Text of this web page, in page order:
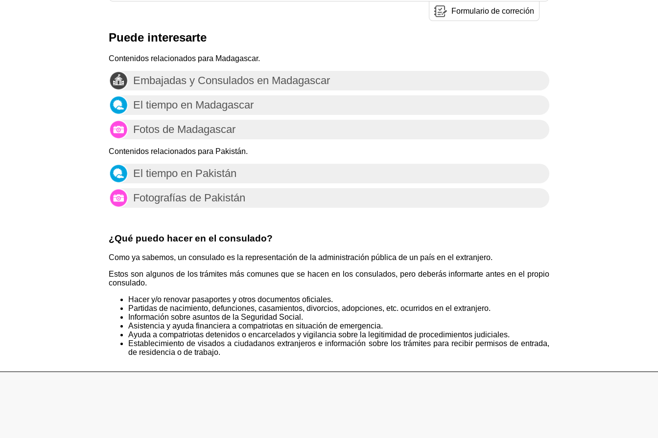
Formulario de correción
Puede interesarte
Contenidos relacionados para Madagascar.
Embajadas y Consulados en Madagascar
El tiempo en Madagascar
Fotos de Madagascar
Contenidos relacionados para Pakistán.
El tiempo en Pakistán
Fotografías de Pakistán
¿Qué puedo hacer en el consulado?
Como ya sabemos, un consulado es la representación de la administración pública de un país en el extranjero.
Estos son algunos de los trámites más comunes que se hacen en los consulados, pero deberás informarte antes en el propio
consulado.
Hacer y/o renovar pasaportes y otros documentos oficiales.
Partidas de nacimiento, defunciones, casamientos, divorcios, adopciones, etc. ocurridos en el extranjero.
Información sobre asuntos de la Seguridad Social.
Asistencia y ayuda financiera a compatriotas en situación de emergencia.
Ayuda a compatriotas detenidos o encarcelados y vigilancia sobre la legitimidad de procedimientos judiciales.
Establecimiento de visados a ciudadanos extranjeros e información sobre los trámites para recibir permisos de entrada,
de residencia o de trabajo.